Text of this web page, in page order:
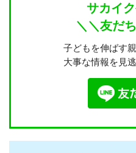
サカイ
＼＼友だ
子どもを伸ばす
大事な情報を見